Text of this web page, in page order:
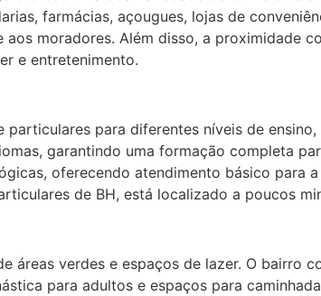
farmácias, açougues, lojas de
moradores. Além disso, a proximidade
e entretenimento.
para diferentes níveis de
garantindo uma formação completa
oferecendo atendimento básico para
de BH, está localizado a poucos
áreas verdes e espaços de lazer. O bairro
para adultos e espaços para